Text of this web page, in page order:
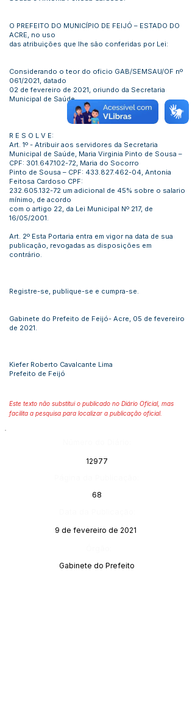
O PREFEITO DO MUNICÍPIO DE FEIJÓ – ESTADO DO
ACRE, no uso
das atribuições que lhe são conferidas por Lei:
Considerando o teor do oficio GAB/SEMSAU/OF nº
061/2021, datado
02 de fevereiro de 2021, oriundo da Secretaria
Municipal de Saúde.
R E S O L V E:
Art. 1º - Atribuir aos servidores da Secretaria
Municipal de Saúde, Maria Virginia Pinto de Sousa –
CPF: 301.647.102-72, Maria do Socorro
Pinto de Sousa – CPF: 433.827.462-04, Antonia
Feitosa Cardoso CPF:
232.605.132-72 um adicional de 45% sobre o salario
mínimo, de acordo
com o artigo 22, da Lei Municipal Nº 217, de
16/05/2001.
Art. 2º Esta Portaria entra em vigor na data de sua
publicação, revogadas as disposições em
contrário.
Registre-se, publique-se e cumpra-se.
Gabinete do Prefeito de Feijó- Acre, 05 de fevereiro
de 2021.
Kiefer Roberto Cavalcante Lima
Prefeito de Feijó
Este texto não substitui o publicado no Diário Oficial, mas
facilita a pesquisa para localizar a publicação oficial.
12977
68
9 de fevereiro de 2021
Gabinete do Prefeito